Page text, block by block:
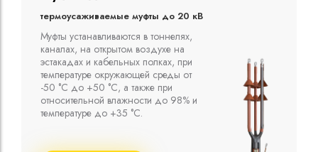
Термоусаживаемые муфты до 10 кВ
Компания ООО "Москабельторг"
предлагает, как соединительные
термоусаживаемые муфты на кабель
напряжением до 10 кВ с изоляцией
из маслопропитанной бумаги и
сшитого полиэтилена собственного
производства